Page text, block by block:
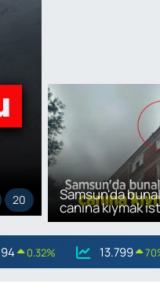
20 Samsun'da
canına kıymak
0.32% 13.799 70